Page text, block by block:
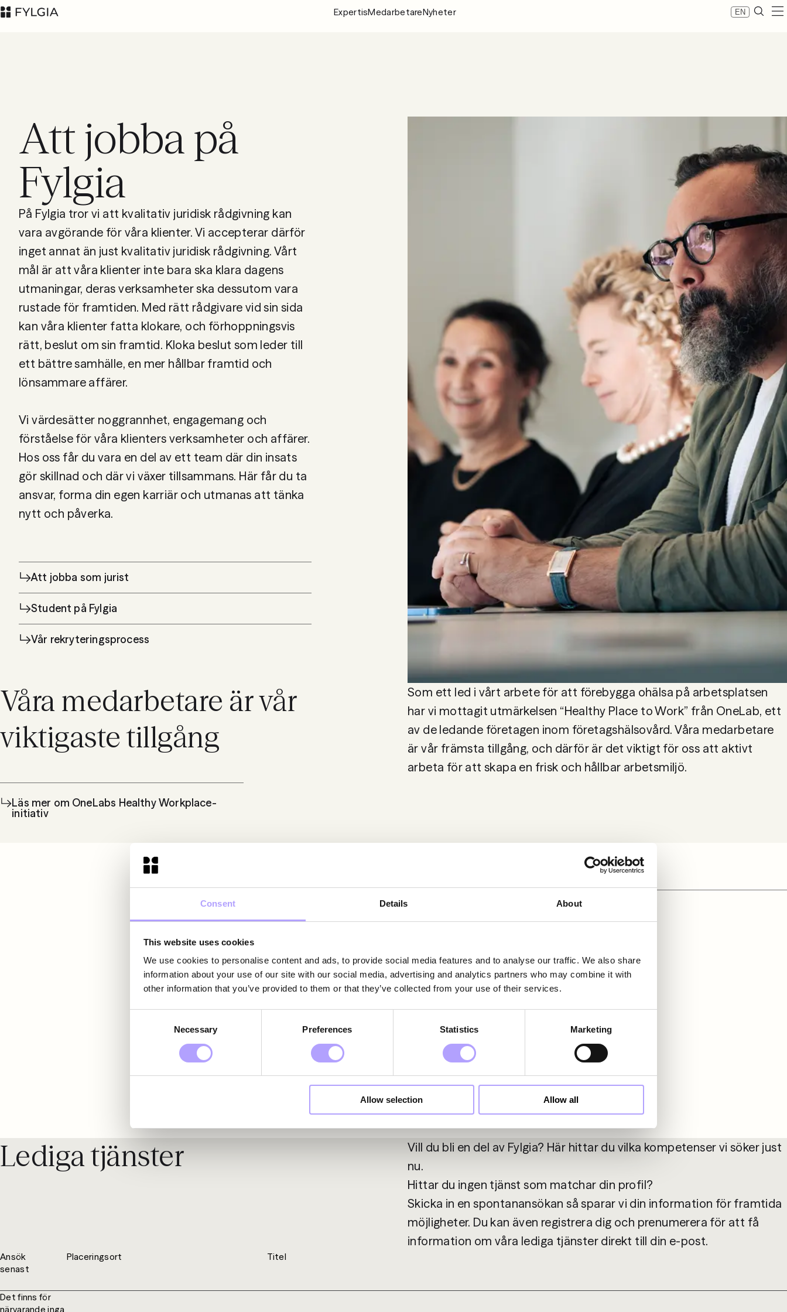
Consent Details About
This website uses cookies
We use cookies to personalise content and ads, to provide social media features and to analyse our traffic. We also share
information about your use of our site with our social media, advertising and analytics partners who may combine it with
other information that you’ve provided to them or that they’ve collected from your use of their services.
Necessary Preferences Statistics Marketing
Allow selection Allow all
ExpertisMedarbetareNyheter EN
Nyheter
Advokatfirman Fylgia
Besöksadress:
Nybrogatan 11,
Stockholm
Postadress: Box
55555, 102 04
Stockholm
inbox@fylgia.se
08 442 53 00
LinkedIn
Att jobba på
Fylgia
På Fylgia tror vi att kvalitativ juridisk rådgivning kan
vara avgörande för våra klienter. Vi accepterar därför
inget annat än just kvalitativ juridisk rådgivning. Vårt
mål är att våra klienter inte bara ska klara dagens
utmaningar, deras verksamheter ska dessutom vara
rustade för framtiden. Med rätt rådgivare vid sin sida
kan våra klienter fatta klokare, och förhoppningsvis
rätt, beslut om sin framtid. Kloka beslut som leder till
ett bättre samhälle, en mer hållbar framtid och
lönsammare affärer.
Vi värdesätter noggrannhet, engagemang och
förståelse för våra klienters verksamheter och affärer.
Hos oss får du vara en del av ett team där din insats
gör skillnad och där vi växer tillsammans. Här får du ta
ansvar, forma din egen karriär och utmanas att tänka
nytt och påverka.
Att jobba som jurist
Student på Fylgia
Vår rekryteringsprocess
Våra medarbetare är vår
viktigaste tillgång
Som ett led i vårt arbete för att förebygga ohälsa på arbetsplatsen
har vi mottagit utmärkelsen “Healthy Place to Work” från OneLab, ett
av de ledande företagen inom företagshälsovård. Våra medarbetare
är vår främsta tillgång, och därför är det viktigt för oss att aktivt
arbeta för att skapa en frisk och hållbar arbetsmiljö.
Läs mer om OneLabs Healthy Workplace-
initiativ
Grundat år
1
1
Lediga tjänster
Vill du bli en del av Fylgia? Här hittar du vilka kompetenser vi söker just
nu.
Hittar du ingen tjänst som matchar din profil?
Skicka in en spontanansökan så sparar vi din information för framtida
möjligheter. Du kan även registrera dig och prenumerera för att få
information om våra lediga tjänster direkt till din e-post.
Ansök
senast
Placeringsort Titel
Det finns för
närvarande inga